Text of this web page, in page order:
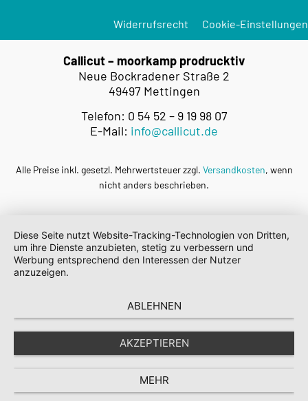
Widerrufsrecht Cookie-Einstellungen
Callicut – moorkamp prodrucktiv
Neue Bockradener Straße 2
49497 Mettingen
Telefon: 0 54 52 – 9 19 98 07
E-Mail: info@callicut.de
Alle Preise inkl. gesetzl. Mehrwertsteuer zzgl. Versandkosten, wenn
nicht anders beschrieben.
Diese Seite nutzt Website-Tracking-Technologien von Dritten,
um ihre Dienste anzubieten, stetig zu verbessern und
Werbung entsprechend den Interessen der Nutzer
anzuzeigen.
ABLEHNEN
AKZEPTIEREN
MEHR